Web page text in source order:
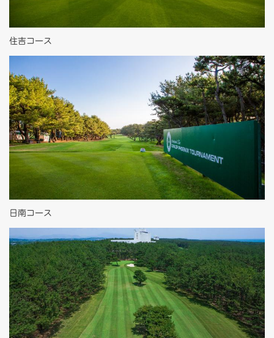
住吉コース
日南コース